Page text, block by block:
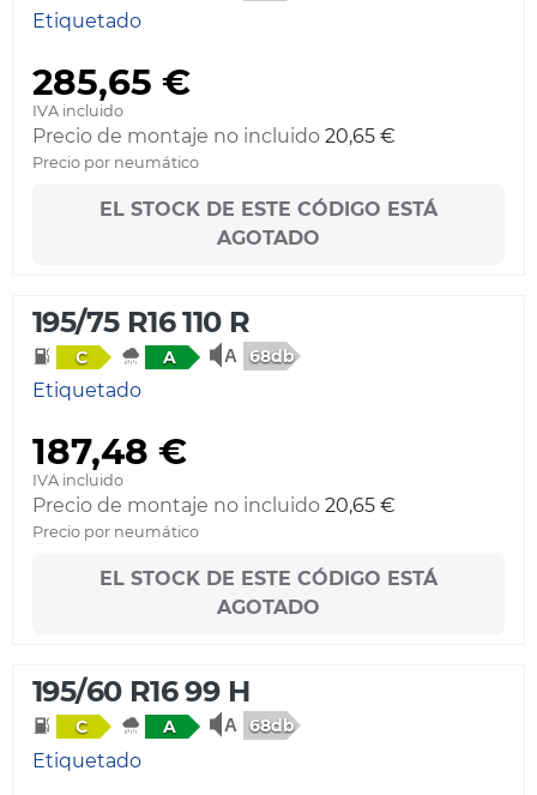
Etiquetado
285,65 €
IVA incluido
Precio de montaje no incluido 20,65 €
Precio por neumático
EL STOCK DE ESTE CÓDIGO ESTÁ
AGOTADO
195/75 R16 110 R
C A 68db
Etiquetado
187,48 €
IVA incluido
Precio de montaje no incluido 20,65 €
Precio por neumático
EL STOCK DE ESTE CÓDIGO ESTÁ
AGOTADO
195/60 R16 99 H
C A 68db
Etiquetado